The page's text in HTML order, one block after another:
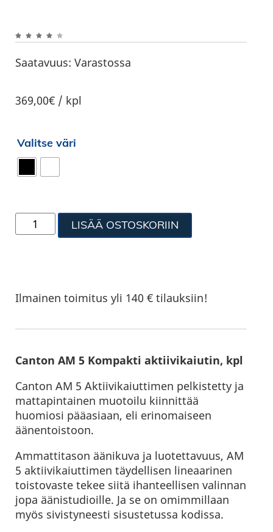
Saatavuus: Varastossa
369,00€ / kpl
Valitse väri
LISÄÄ OSTOSKORIIN
Ilmainen toimitus yli 140 € tilauksiin!
Canton AM 5 Kompakti aktiivikaiutin, kpl
Canton AM 5 Aktiivikaiuttimen pelkistetty ja
mattapintainen muotoilu kiinnittää
huomiosi pääasiaan, eli erinomaiseen
äänentoistoon.
Ammattitason äänikuva ja luotettavuus, AM
5 aktiivikaiuttimen täydellisen lineaarinen
toistovaste tekee siitä ihanteellisen valinnan
jopa äänistudioille. Ja se on omimmillaan
myös sivistyneesti sisustetussa kodissa.